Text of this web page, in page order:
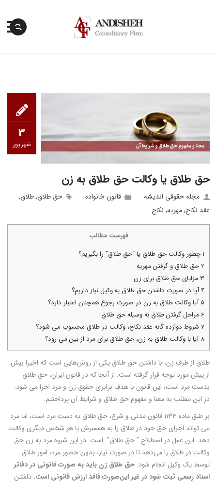
3
شهریور
حق طلاق یا وکالت حق طلاق به زن
مجله حقوقی اندیشه قانون خانواده حق طلاق,طلاق,
عقد نکاح,مهریه, نکاح
فهرست مطالب
1چطور وکالت حق طلاق یا “حق طلاق” را بگیریم؟
2حق طلاق و گرفتن مهریه
3مزایای حق طلاق برای زن
4آیا در صورت داشتن حق طلاق به وکیل نیاز داریم؟
5آیا وکالت طلاق به زن در صورت رجوع همچنان اعتبار دارد؟
6مراحل گرفتن طلاق به وسیله حق طلاق
7 شروط دوازده گانه عقد نکاح، وکالت در طلاق محسوب می شود؟
8آیا با وکالت طلاق به زن، حق طلاق برای مرد از بین می‎ رود؟
طلاق از طرف زن، با داشتن حق طلاق یکی از روش‌هایی است که اخیرا بیش
از پیش مورد توجه قرار گرفته است. از آنجا که در قانون ایران، حق طلاق
بدست مرد است، این قانون با هدف برابری حقوق زن و مرد اجرا می شود.
در این مطلب به معنا و مفهوم حق طلاق و شرایط آن پرداختیم.
بر طبق ماده ۱۱۳۳ قانون مدنی و شرع، حق طلاق به دست مرد است، اما مرد
می تواند اجرای حق خود در طلاق را به همسرش یا هر شخص دیگری وکالت
دهد. این عمل در اصطلاح ” حق طلاق” است. در این شیوه مرد به زن حق
وکالت در طلاق را می‌دهد تا در صورت نیاز، بدون حضور مرد، امور طلاق
توسط یک وکیل انجام شود. حق طلاق زن باید به صورت قانونی در دفاتر
اسناد رسمی ثبت شود در غیر این‌صورت فاقد ارزش قانونی است. داشتن